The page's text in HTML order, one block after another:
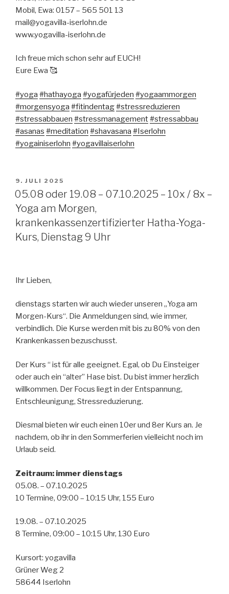
Mobil, Ewa: 0157 – 565 501 13
mail@yogavilla-iserlohn.de
www.yogavilla-iserlohn.de
Ich freue mich schon sehr auf EUCH!
Eure Ewa 🥰
#yoga #hathayoga #yogafürjeden #yogaammorgen
#morgensyoga #fitindentag#stressreduzieren
#stressabbauen #stressmanagement#stressabbau
#asanas #meditation #shavasana #Iserlohn
#yogainiserlohn #yogavillaiserlohn
VERÖFFENTLICHT
AM
9. JULI 2025
05.08 oder 19.08 – 07.10.2025 – 10x / 8x –
Yoga am Morgen,
krankenkassenzertifizierter Hatha-Yoga-
Kurs, Dienstag 9 Uhr
Ihr Lieben,
dienstags starten wir auch wieder unseren „Yoga am
Morgen-Kurs“. Die Anmeldungen sind, wie immer,
verbindlich. Die Kurse werden mit bis zu 80% von den
Krankenkassen bezuschusst.
Der Kurs “ ist für alle geeignet. Egal, ob Du Einsteiger
oder auch ein “alter” Hase bist. Du bist immer herzlich
willkommen. Der Focus liegt in der Entspannung,
Entschleunigung, Stressreduzierung.
Diesmal bieten wir euch einen 10er und 8er Kurs an. Je
nachdem, ob ihr in den Sommerferien vielleicht noch im
Urlaub seid.
Zeitraum: immer dienstags
05.08. – 07.10.2025
10 Termine, 09:00 – 10:15 Uhr, 155 Euro
19.08. – 07.10.2025
8 Termine, 09:00 – 10:15 Uhr, 130 Euro
Kursort: yogavilla
Grüner Weg 2
58644 Iserlohn